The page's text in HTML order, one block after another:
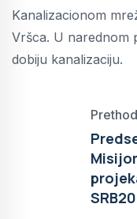
Kanalizacionom
Vršca. U narednom
dobiju kanalizaciju.